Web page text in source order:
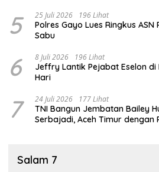
5 25 Juli 2026 196 Lihat
Polres Gayo Lues Ringkus ASN
Sabu
6 8 Juli 2026 196 Lihat
Jeffry Lantik Pejabat Eselon di
Hari
7 24 Juli 2026 177 Lihat
TNI Bangun Jembatan Bailey
Serbajadi, Aceh Timur dengan
Salam 7